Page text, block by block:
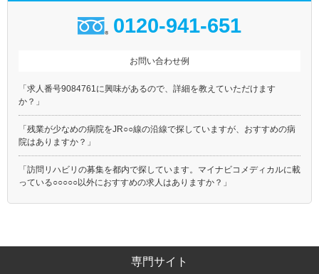
0120-941-651
お問い合わせ例
「求人番号9084761に興味があるので、詳細を教えていただけます
か？」
「残業が少なめの病院をJR○○線の沿線で探していますが、おすすめの病
院はありますか？」
「訪問リハビリの募集を都内で探しています。マイナビコメディカルに載
っている○○○○○以外におすすめの求人はありますか？」
専門サイト